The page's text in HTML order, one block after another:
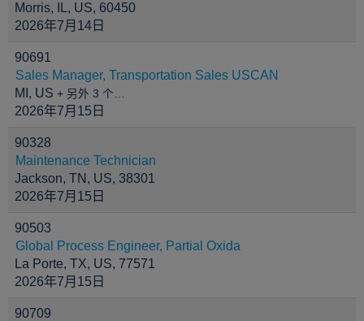
Morris, IL, US, 60450
2026年7月14日
90691
Sales Manager, Transportation Sales USCAN
MI, US + 另外 3 个…
2026年7月15日
90328
Maintenance Technician
Jackson, TN, US, 38301
2026年7月15日
90503
Global Process Engineer, Partial Oxida
La Porte, TX, US, 77571
2026年7月15日
90709